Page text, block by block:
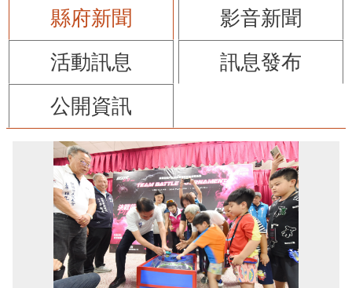
縣府新聞
影音新聞
活動訊息
訊息發布
公開資訊